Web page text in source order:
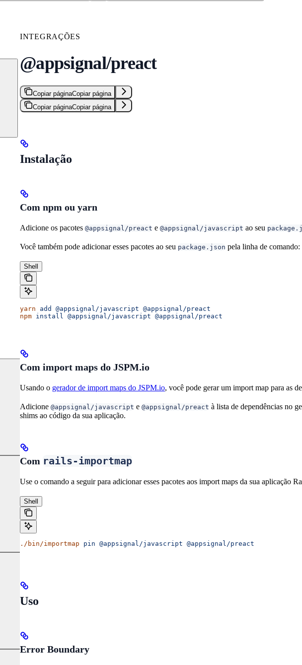
INTEGRAÇÕES
@appsignal/preact
Copiar páginaCopiar página
Copiar páginaCopiar página
Instalação
Com npm ou yarn
Adicione os pacotes @appsignal/preact e @appsignal/javascript ao seu
Você também pode adicionar esses pacotes ao seu package.json pela linha de comando:
Shell
yarn add @appsignal/javascript @appsignal/preact
npm install @appsignal/javascript @appsignal/preact
Com import maps do JSPM.io
Usando o gerador de import maps do JSPM.io, você pode gerar um import map para as
Adicione @appsignal/javascript e @appsignal/preact à lista de dependências no
shims ao código da sua aplicação.
Com rails-importmap
Use o comando a seguir para adicionar esses pacotes aos import maps da sua aplicação
Shell
./bin/importmap pin @appsignal/javascript @appsignal/preact
Uso
Error Boundary